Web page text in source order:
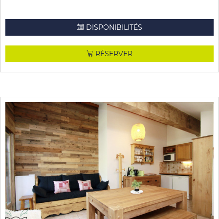
DISPONIBILITÉS
RÉSERVER